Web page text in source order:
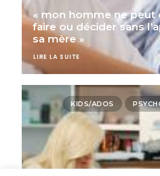
« mon homme ne peut
faire ou décider sans
sa mère »
LIRE LA SUITE
KIDS/ADOS